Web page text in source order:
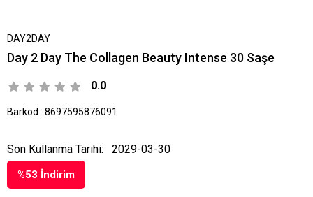
DAY2DAY
Day 2 Day The Collagen Beauty Intense 30 Saşe
0.0
Barkod : 8697595876091
%53 İndirim
Son Kullanma Tarihi: 2029-03-30